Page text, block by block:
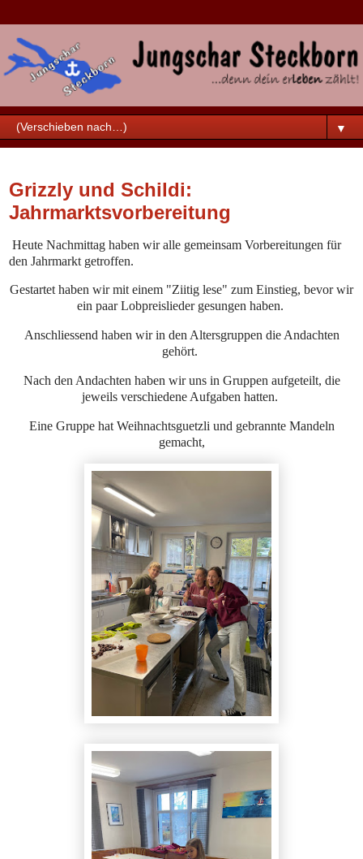
▼
Grizzly und Schildi:
Jahrmarktsvorbereitung
Heute Nachmittag haben wir alle gemeinsam Vorbereitungen für
den Jahrmarkt getroffen.
Gestartet haben wir mit einem "Ziitig lese" zum Einstieg, bevor wir
ein paar Lobpreislieder gesungen haben.
Anschliessend haben wir in den Altersgruppen die Andachten
gehört.
Nach den Andachten haben wir uns in Gruppen aufgeteilt, die
jeweils verschiedene Aufgaben hatten.
Eine Gruppe hat Weihnachtsguetzli und gebrannte Mandeln
gemacht,